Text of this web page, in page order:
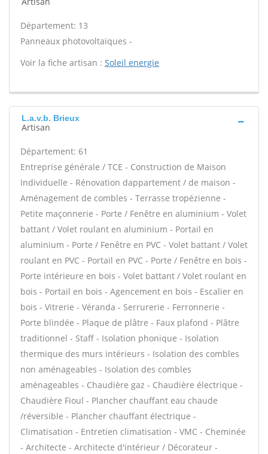
Département: 13
Panneaux photovoltaïques -
Voir la fiche artisan : Soleil energie
L.a.v.b. Brieux
Artisan
Département: 61
Entreprise générale / TCE - Construction de Maison
Individuelle - Rénovation dappartement / de maison -
Aménagement de combles - Terrasse tropézienne -
Petite maçonnerie - Porte / Fenêtre en aluminium - Volet
battant / Volet roulant en aluminium - Portail en
aluminium - Porte / Fenêtre en PVC - Volet battant / Volet
roulant en PVC - Portail en PVC - Porte / Fenêtre en bois -
Porte intérieure en bois - Volet battant / Volet roulant en
bois - Portail en bois - Agencement en bois - Escalier en
bois - Vitrerie - Véranda - Serrurerie - Ferronnerie -
Porte blindée - Plaque de plâtre - Faux plafond - Plâtre
traditionnel - Staff - Isolation phonique - Isolation
thermique des murs intérieurs - Isolation des combles
non aménageables - Isolation des combles
aménageables - Chaudière gaz - Chaudière électrique -
Chaudière Fioul - Plancher chauffant eau chaude
/réversible - Plancher chauffant électrique -
Climatisation - Entretien climatisation - VMC - Cheminée
- Architecte - Architecte d'intérieur / Décorateur -